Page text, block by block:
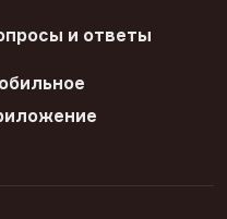
и ответы